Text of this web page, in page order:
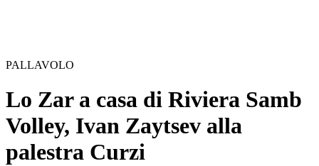
PALLAVOLO
Lo Zar a casa di Riviera Samb
Volley, Ivan Zaytsev alla
palestra Curzi